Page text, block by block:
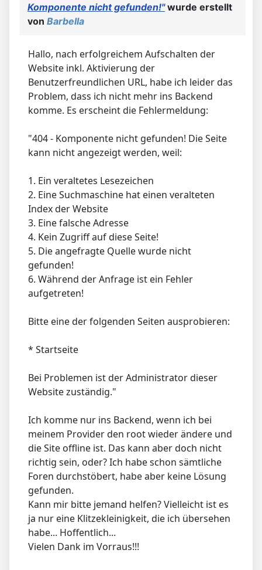
Komponente nicht gefunden!"wurde erstellt
von Barbella
Hallo, nach erfolgreichem Aufschalten der
Website inkl. Aktivierung der
Benutzerfreundlichen URL, habe ich leider das
Problem, dass ich nicht mehr ins Backend
komme. Es erscheint die Fehlermeldung:
"404 - Komponente nicht gefunden! Die Seite
kann nicht angezeigt werden, weil:
1. Ein veraltetes Lesezeichen
2. Eine Suchmaschine hat einen veralteten
Index der Website
3. Eine falsche Adresse
4. Kein Zugriff auf diese Seite!
5. Die angefragte Quelle wurde nicht
gefunden!
6. Während der Anfrage ist ein Fehler
aufgetreten!
Bitte eine der folgenden Seiten ausprobieren:
* Startseite
Bei Problemen ist der Administrator dieser
Website zuständig."
Ich komme nur ins Backend, wenn ich bei
meinem Provider den root wieder ändere und
die Site offline ist. Das kann aber doch nicht
richtig sein, oder? Ich habe schon sämtliche
Foren durchstöbert, habe aber keine Lösung
gefunden.
Kann mir bitte jemand helfen? Vielleicht ist es
ja nur eine Klitzekleinigkeit, die ich übersehen
habe... Hoffentlich...
Vielen Dank im Vorraus!!!